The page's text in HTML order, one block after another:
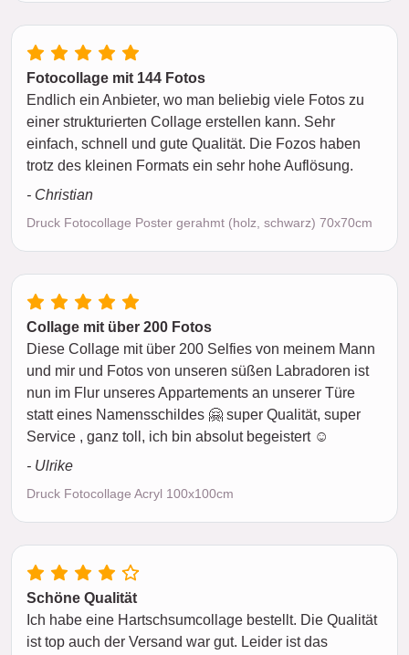
Fotocollage mit 144 Fotos
Endlich ein Anbieter, wo man beliebig viele Fotos zu
einer strukturierten Collage erstellen kann. Sehr
einfach, schnell und gute Qualität. Die Fozos haben
trotz des kleinen Formats ein sehr hohe Auflösung.
- Christian
Druck Fotocollage Poster gerahmt (holz, schwarz) 70x70cm
Collage mit über 200 Fotos
Diese Collage mit über 200 Selfies von meinem Mann
und mir und Fotos von unseren süßen Labradoren ist
nun im Flur unseres Appartements an unserer Türe
statt eines Namensschildes 🤗 super Qualität, super
Service , ganz toll, ich bin absolut begeistert ☺️
- Ulrike
Druck Fotocollage Acryl 100x100cm
Schöne Qualität
Ich habe eine Hartschsumcollage bestellt. Die Qualität
ist top auch der Versand war gut. Leider ist das